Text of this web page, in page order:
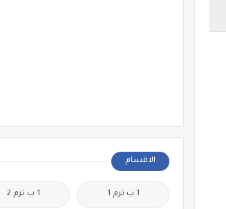
الاقسام
1 ب ترم 1 1 ب ترم 2